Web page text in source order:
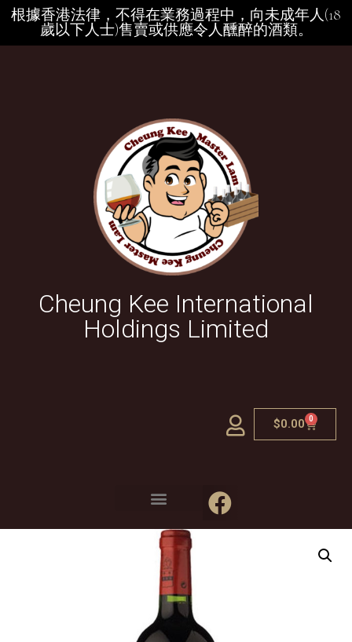
根據香港法律，不得在業務過程中，向未成年人(18
歲以下人士)售賣或供應令人醺醉的酒類。
Cheung Kee International
Holdings Limited
$0.00 0